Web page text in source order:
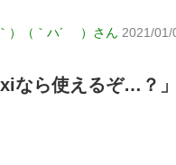
）（｀ハ´ ）さん 2021/01/
なら使えるぞ…？